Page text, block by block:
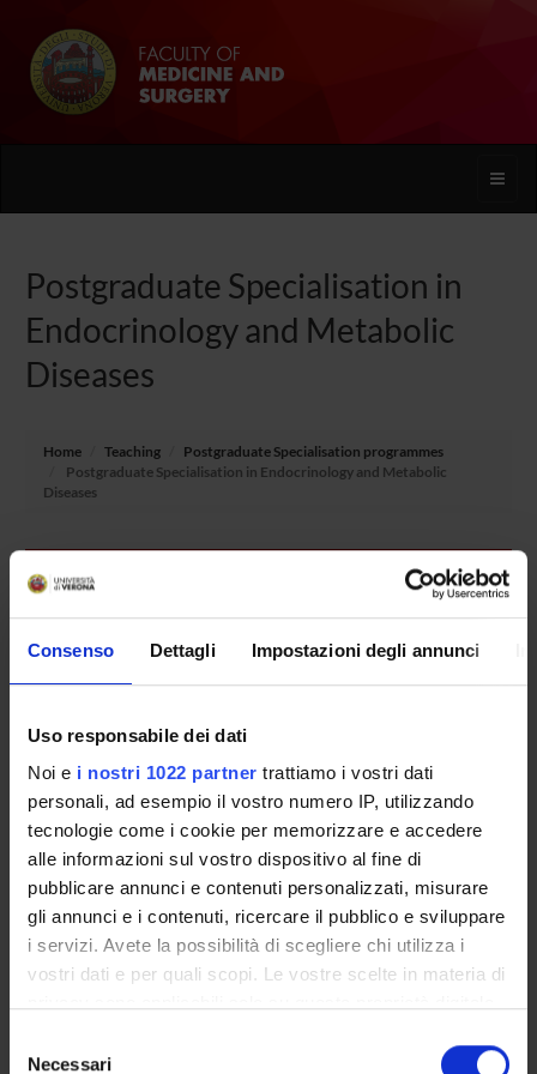
Consenso Dettagli Impostazioni degli annunci
Uso responsabile dei dati
Noi e i nostri 1022 partner trattiamo i vostri dati
personali, ad esempio il vostro numero IP, utilizzando
tecnologie come i cookie per memorizzare e accedere
alle informazioni sul vostro dispositivo al fine di
pubblicare annunci e contenuti personalizzati, misurare
gli annunci e i contenuti, ricercare il pubblico e sviluppare
i servizi. Avete la possibilità di scegliere chi utilizza i
vostri dati e per quali scopi. Le vostre scelte in materia di
modificare o revocare il proprio consenso in qualsiasi
delNecessari
Toggle
Postgraduate Specialisation in
Endocrinology and Metabolic
Diseases
Home Teaching
Postgraduate Specialisation programmes
Postgraduate Specialisation in Endocrinology and Metabolic
Diseases
Overview
Enrolment Procedures and Admission Requirements
Degree Programme
Courses
Governing bodies
Documents
International Students
OFFERTA FORMATIVA
SEMESTRE FILTRO
CORSI DI LAUREA